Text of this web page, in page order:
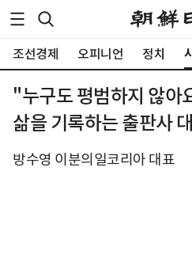
조선경제 오피니언 정치
"누구도 평범하지 않
삶을 기록하는 출판사
방수영 이분의일코리아 대표